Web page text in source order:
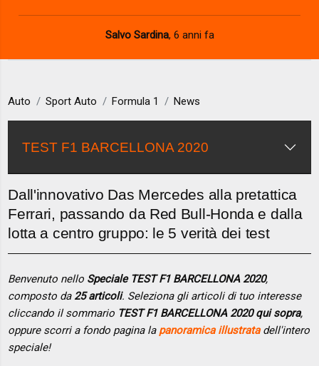
Salvo Sardina, 6 anni fa
Auto Sport Auto Formula 1 News
TEST F1 BARCELLONA 2020
Dall'innovativo Das Mercedes alla pretattica
Ferrari, passando da Red Bull-Honda e dalla
lotta a centro gruppo: le 5 verità dei test
Benvenuto nello Speciale TEST F1 BARCELLONA 2020,
composto da 25 articoli. Seleziona gli articoli di tuo interesse
cliccando il sommario TEST F1 BARCELLONA 2020 qui sopra,
oppure scorri a fondo pagina la panoramica illustratadell'intero
speciale!